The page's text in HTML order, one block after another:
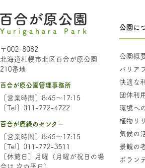
〒002-8082
北海道札幌市北区百合が原公園
210番地
百合が原公園管理事務所
［営業時間］8:45～17:15
［Tel］011-772-4722
百合が原緑のセンター
［営業時間］8:45～17:15
［Tel］011-772-3511
［休館日］月曜（月曜が祝日の場
合は 次の平日）
公園に
公園概
バリア
快適な
団体利
環境へ
植物リ
気候の
景観の
ボラン